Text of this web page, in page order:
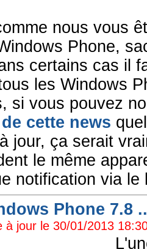
nous vous
Phone,
certains cas il
les Windows
si vous pouvez
cette news
jour, ça serait
le même
notification via le
Phone 7.8
à jour le 30/01/2013